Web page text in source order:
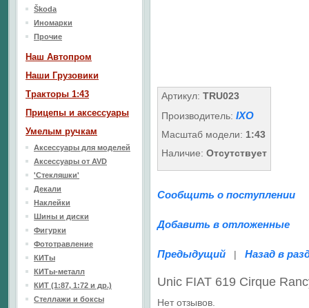
Артикул: TRU023
Производитель: IXO
Масштаб модели: 1:43
Наличие: Отсутствует
Сообщить о поступлении
Добавить в отложенные
Предыдущий | Назад в
Unic FIAT 619 Cirque
Нет отзывов.
Škoda
Иномарки
Прочие
Наш Aвтопром
Наши Грузовики
Тракторы 1:43
Прицепы и аксессуары
Умелым ручкам
Аксессуары для моделей
Аксессуары от AVD
'Стекляшки'
Декали
Наклейки
Шины и диски
Фигурки
Фототравление
КИТы
КИТы-металл
КИТ (1:87, 1:72 и др.)
Стеллажи и боксы